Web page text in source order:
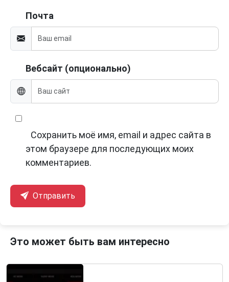
Почта
Вебсайт (опционально)
Сохранить моё имя, email и адрес сайта в
этом браузере для последующих моих
комментариев.
Отправить
Это может быть вам интересно